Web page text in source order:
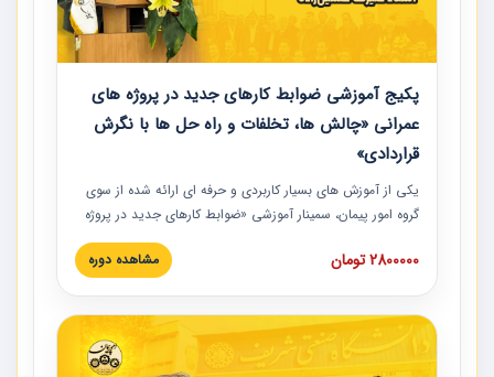
پکیج آموزشی ضوابط کارهای جدید در پروژه های
عمرانی «چالش ها، تخلفات و راه حل ها با نگرش
قراردادی»
یکی از آموزش‏‏‏‏‏‏ های بسیار کاربردی و حرفه‏ ای ارائه شده از سوی
گروه امور پیمان، سمینار آموزشی «ضوابط کارهای جدید در پروژه
های عمرانی» چالش ها، تخلفات و راه حل ها با نگرش قراردادی
است که در محل سندیکای شرکت های ساختمانی کشور ارائه شد.
مدارک پیمان به همراه تجربیات عملی ارائه شده است.
2800000 تومان مشاهده دوره